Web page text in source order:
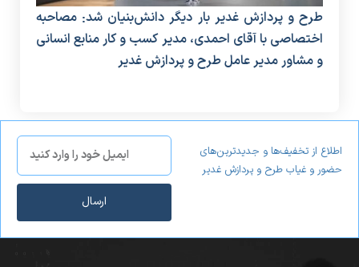
طرح و پردازش غدیر بار دیگر دانش‌بنیان شد: مصاحبه
اختصاصی با آقای احمدی، مدیر کسب و کار منابع انسانی
و مشاور مدیر عامل طرح و پردازش غدیر
اطلاع از تخفیف‌ها و جدیدترین‌های
حضور و غیاب طرح و پردازش غدیر
ارسال